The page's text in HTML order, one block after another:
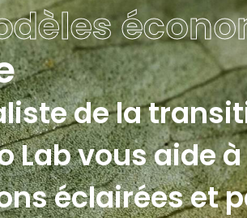
de la
Lab vous aide
éclairées et